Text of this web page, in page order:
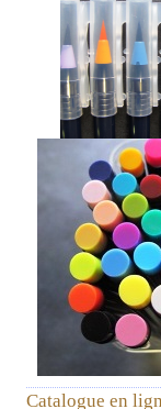
Catalogue en